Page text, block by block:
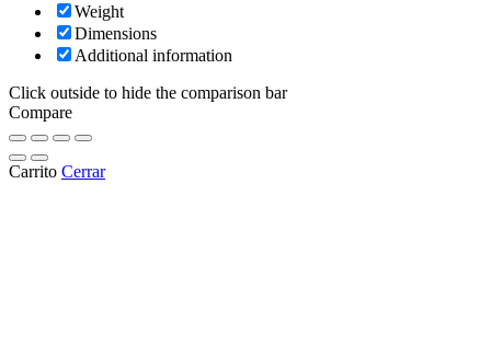
Weight
Dimensions
Additional information
Click outside to hide the comparison bar
Compare
Carrito Cerrar